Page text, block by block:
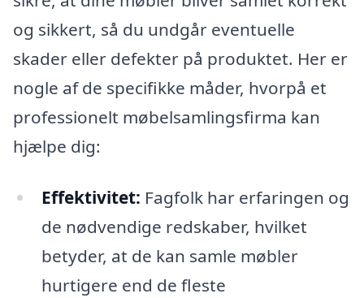
og sikkert, så du undgår eventuelle
skader eller defekter på produktet. Her er
nogle af de specifikke måder, hvorpå et
professionelt møbelsamlingsfirma kan
hjælpe dig:
Effektivitet: Fagfolk har erfaringen og
de nødvendige redskaber, hvilket
betyder, at de kan samle møbler
hurtigere end de fleste